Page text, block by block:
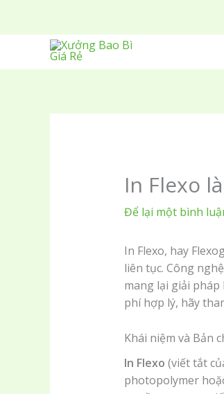
In Flexo
Để lại một bình
In Flexo, hay
liên tục. Công
mang lại giải
phí hợp lý, hãy
Khái niệm và Bản
In Flexo (viết tắt
photopolymer